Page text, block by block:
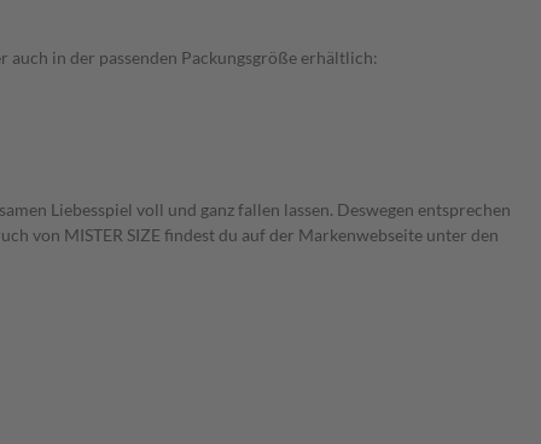
in der passenden Packungsgröße erhältlich:
Liebesspiel voll und ganz fallen lassen. Deswegen entsprechen
von MISTER SIZE findest du auf der Markenwebseite unter den